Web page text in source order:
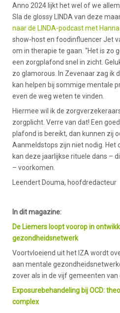
Anno 2024 lijkt het wel of we
Sla de glossy LINDA van deze
naar de LINDA-podcast met
show-host en foodinfluencer Jet
om in therapie te gaan. “Het is zo
een zorgplafond snel in zicht.
zo glamorous. In Zevenaar zag ik
kan helpen bij sommige mentale
even de weg weten te vinden.
Hiermee wil ik de
zorgplicht. Verre van dat! Een
plafond is bereikt, dan kunnen zij
Aanmeldstops zijn niet nodig. Het
kan deze jaarlijkse rituele dans –
– voorkomen.
Leendert Douma, hoofdredacteur
In dit magazine:
De Liemers loopt voorop in
gezondheidsnetwerk
Voortvloeiend uit het IZA wordt
aan mentale
zover als in de vijf gemeenten van
Exposurebehandeling bij OCD:
complex